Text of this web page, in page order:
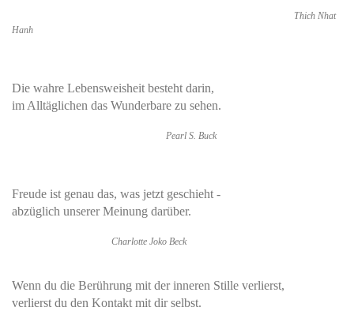
Thich Nhat
Hanh
Die wahre Lebensweisheit besteht darin,
im Alltäglichen das Wunderbare zu sehen.
Pearl S. Buck
Freude ist genau das, was jetzt geschieht -
abzüglich unserer Meinung darüber.
Charlotte Joko Beck
Wenn du die Berührung mit der inneren Stille verlierst,
verlierst du den Kontakt mit dir selbst.